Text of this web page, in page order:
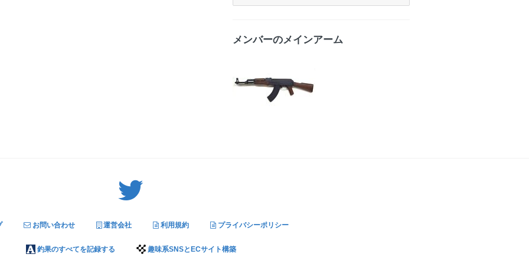
メンバーのメインアーム
お問い合わせ 運営会社 利用規約 プライバシーポリシー
釣果のすべてを記録する 趣味系SNSとECサイト構築